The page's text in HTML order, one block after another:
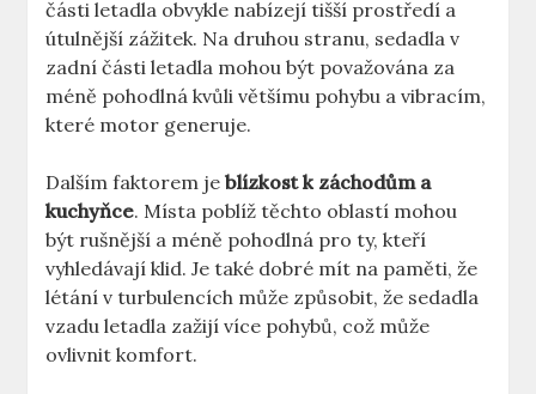
části letadla obvykle nabízejí tišší⁤ prostředí a
útulnější⁢ zážitek. Na druhou⁢ stranu, sedadla v
zadní části letadla mohou být považována‍ za
méně pohodlná kvůli většímu pohybu⁤ a vibracím,
které motor‌ generuje.
Dalším faktorem jeblízkost ⁣k záchodům a
kuchyňce. Místa poblíž těchto oblastí mohou
být ‍rušnější a méně pohodlná pro ty,​ kteří
vyhledávají klid. Je také dobré mít na paměti, že
létání v turbulencích může způsobit,⁤ že sedadla ​
vzadu letadla zažijí více pohybů, ‌což ⁢může‍
ovlivnit komfort.